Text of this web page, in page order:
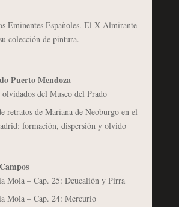
Eminentes Españoles. El X Almirante
colección de pintura.
Puerto Mendoza
del Museo del Prado
retratos de Mariana de Neoburgo en el
formación, dispersión y olvido
Mola – Cap. 25: Deucalión y Pirra
Mola – Cap. 24: Mercurio